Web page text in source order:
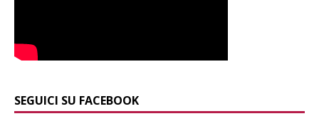
SEGUICI SU FACEBOOK